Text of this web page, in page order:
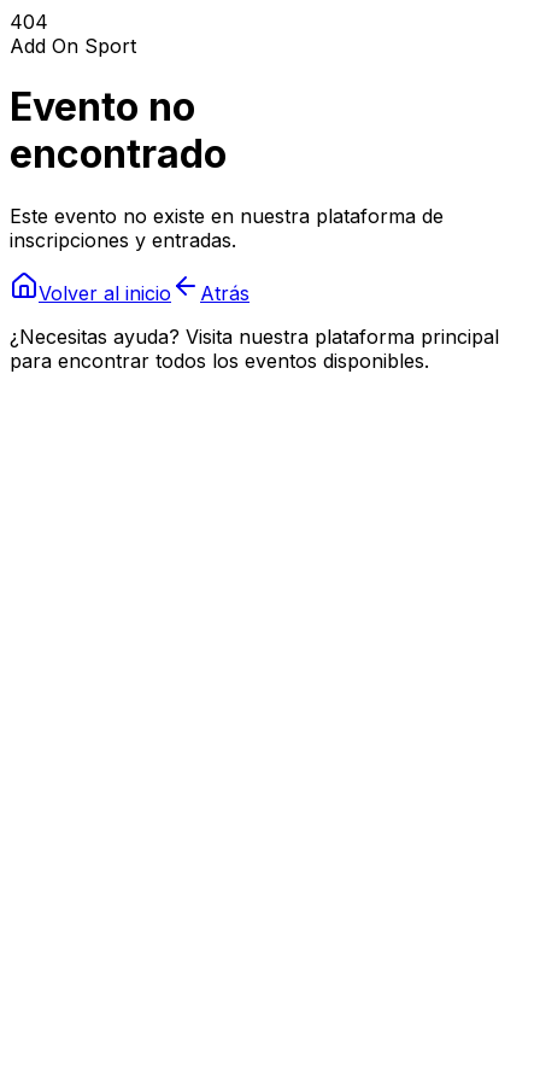
404
Add On Sport
Evento no
encontrado
Este evento no existe en nuestra plataforma de
inscripciones y entradas.
Volver al inicio
Atrás
¿Necesitas ayuda? Visita nuestra plataforma principal
para encontrar todos los eventos disponibles.